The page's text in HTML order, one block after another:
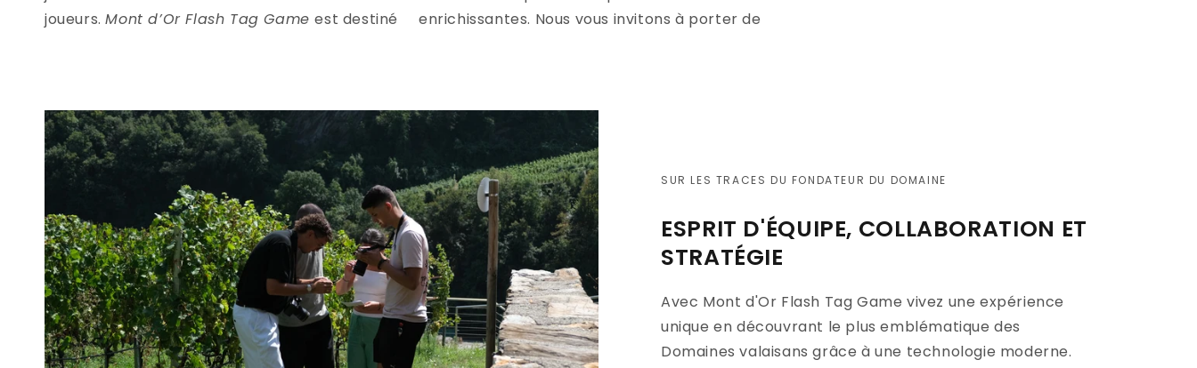
joueurs.Mont d’Or Flash Tag Gameest destiné
enrichissantes. Nous vous invitons à porter de
SUR LES TRACES DU FONDATEUR DU DOMAINE
ESPRIT D'ÉQUIPE, COLLABORATION ET
STRATÉGIE
Avec Mont d'Or Flash Tag Game vivez une expérience
unique en découvrant le plus emblématique des
Domaines valaisans grâce à une technologie moderne.